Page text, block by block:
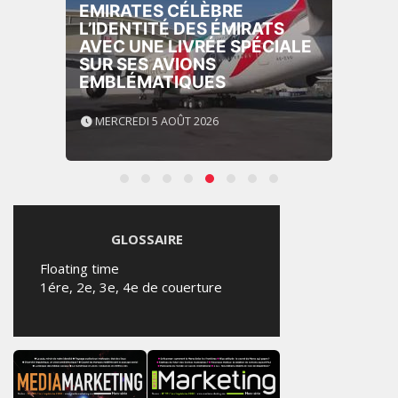
EMIRATES CÉLÈBRE
L’IDENTITÉ DES ÉMIRATS
AVEC UNE LIVRÉE SPÉCIALE
SUR SES AVIONS
EMBLÉMATIQUES
MERCREDI 5 AOÛT 2026
GLOSSAIRE
Floating time
1ére, 2e, 3e, 4e de couerture